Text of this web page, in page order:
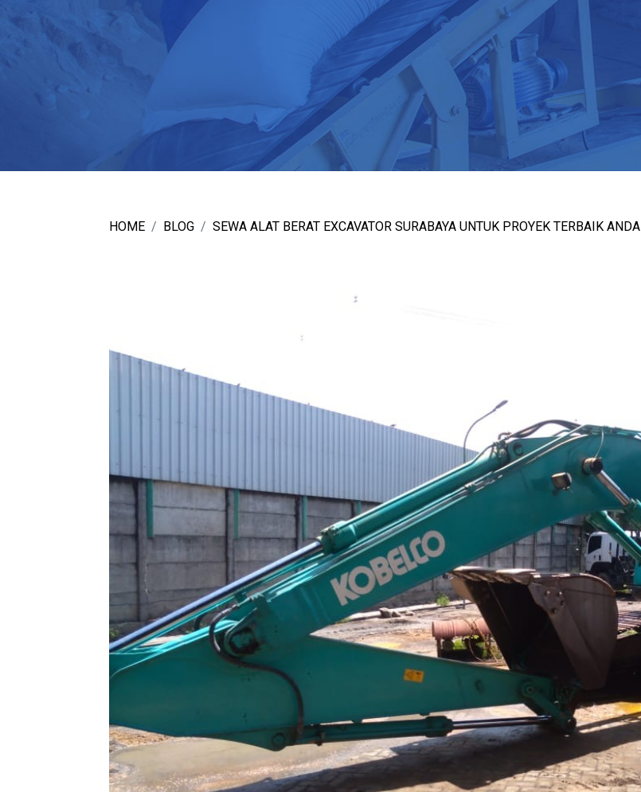
HOME BLOG SEWA ALAT BERAT EXCAVATOR SURABAYA UNTUK PROYEK TERBAIK ANDA